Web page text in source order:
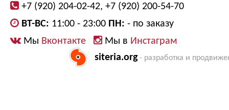
+7 (920) 204-02-42, +7 (920) 200-54-70
ВТ-ВС: 11:00 - 23:00 ПН: - по заказу
Мы Вконтакте Мы в Инстаграм
siteria.org- разработка и